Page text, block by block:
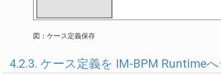
図：ケース定義保存
4.2.3. ケース定義を IM-BPM Runtime